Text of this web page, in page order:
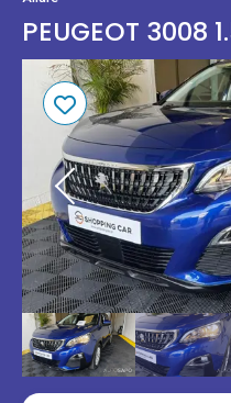
PEUGEOT 3008